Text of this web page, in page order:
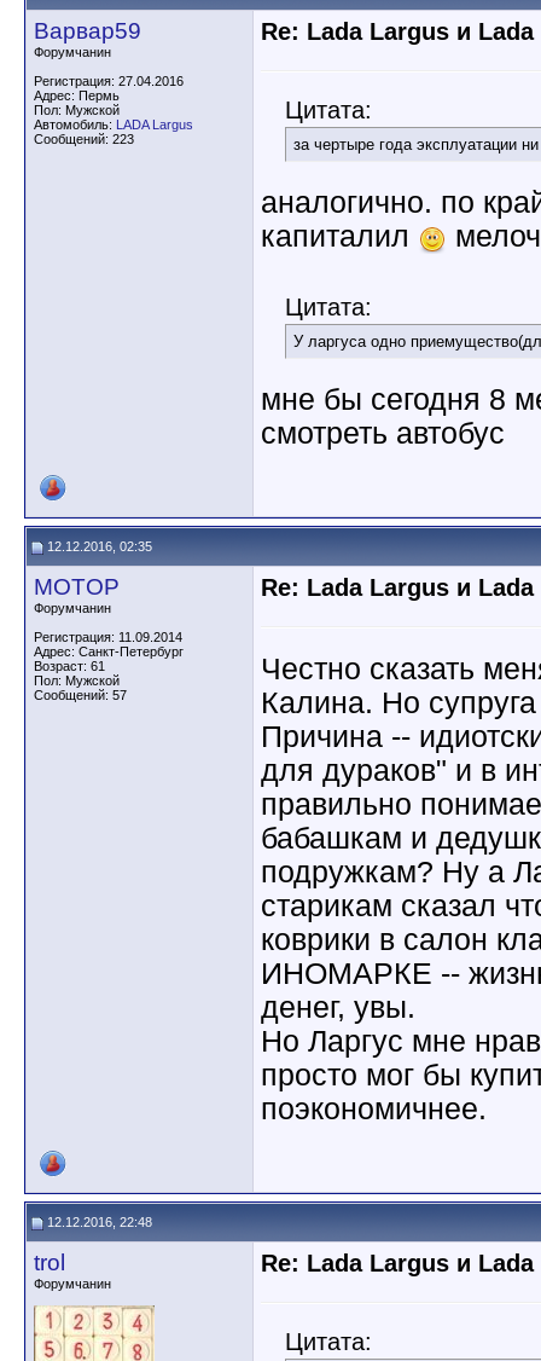
Варвар59
Форумчанин
Регистрация: 27.04.2016
Адрес: Пермь
Пол: Мужской
Автомобиль: LADA Largus
Сообщений: 223
Re: Lada Largus и
Цитата:
за чертыре года эксплуатации
аналогично. по
капиталил
Цитата:
У ларгуса одно
мне бы сегодня 8
смотреть автобус
12.12.2016, 02:35
MOTOP
Форумчанин
Регистрация: 11.09.2014
Адрес: Санкт-Петербург
Возраст: 61
Пол: Мужской
Сообщений: 57
Re: Lada Largus и
Честно сказать
Калина. Но
Причина --
для дураков" и в
правильно
бабашкам и
подружкам? Ну а
старикам сказал
коврики в салон
ИНОМАРКЕ --
денег, увы.
Но Ларгус мне
просто мог бы
поэкономичнее.
12.12.2016, 22:48
trol
Форумчанин
Re: Lada Largus и
Цитата: